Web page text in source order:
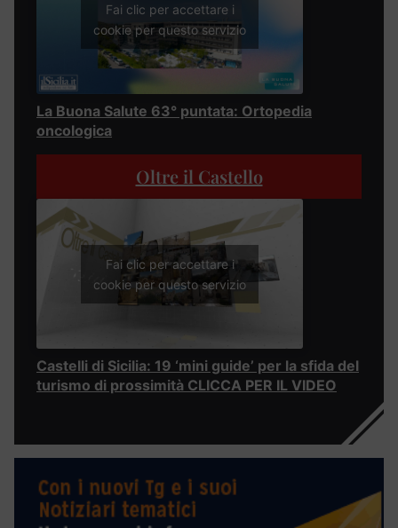
Fai clic per accettare i
cookie per questo servizio
La Buona Salute 63° puntata: Ortopedia
oncologica
Oltre il Castello
Fai clic per accettare i
cookie per questo servizio
Castelli di Sicilia: 19 ‘mini guide’ per la sfida del
turismo di prossimità CLICCA PER IL VIDEO